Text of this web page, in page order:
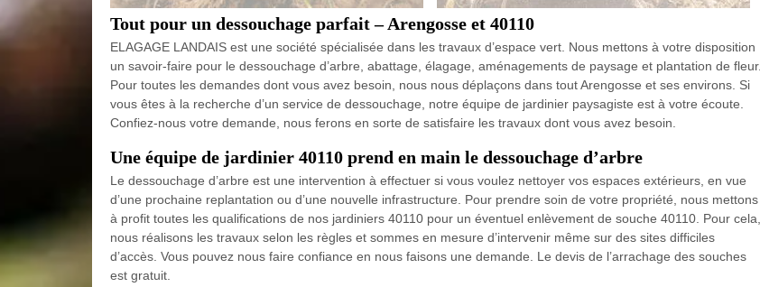
Tout pour un dessouchage parfait – Arengosse et 40110
ELAGAGE LANDAIS est une société spécialisée dans les travaux d’espace vert. Nous mettons à votre disposition
un savoir-faire pour le dessouchage d’arbre, abattage, élagage, aménagements de paysage et plantation de fleur.
Pour toutes les demandes dont vous avez besoin, nous nous déplaçons dans tout Arengosse et ses environs. Si
vous êtes à la recherche d’un service de dessouchage, notre équipe de jardinier paysagiste est à votre écoute.
Confiez-nous votre demande, nous ferons en sorte de satisfaire les travaux dont vous avez besoin.
Une équipe de jardinier 40110 prend en main le dessouchage d’arbre
Le dessouchage d’arbre est une intervention à effectuer si vous voulez nettoyer vos espaces extérieurs, en vue
d’une prochaine replantation ou d’une nouvelle infrastructure. Pour prendre soin de votre propriété, nous mettons
à profit toutes les qualifications de nos jardiniers 40110 pour un éventuel enlèvement de souche 40110. Pour cela,
nous réalisons les travaux selon les règles et sommes en mesure d’intervenir même sur des sites difficiles
d’accès. Vous pouvez nous faire confiance en nous faisons une demande. Le devis de l’arrachage des souches
est gratuit.